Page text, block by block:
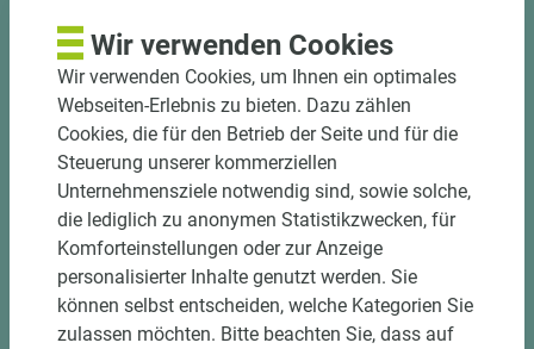
Nutzen Sie unseren
Zuschnittservice
Bekantungsfähiger Fixmaßzuschnitt maßhaltig
und winkelgenau
Hohe und präzise Leistung durch
halbautomatische Beschickung
Einzelteiletikettierung auf Wunsch möglich
Materialschonende und kundengerechte
Verpackung der Fixmaße
Jetzt Zuschnitt anfragen
Wir verwenden Cookies
Wir verwenden Cookies, um Ihnen ein optimales
Webseiten-Erlebnis zu bieten. Dazu zählen
Cookies, die für den Betrieb der Seite und für die
Steuerung unserer kommerziellen
Unternehmensziele notwendig sind, sowie solche,
die lediglich zu anonymen Statistikzwecken, für
Komforteinstellungen oder zur Anzeige
personalisierter Inhalte genutzt werden. Sie
können selbst entscheiden, welche Kategorien Sie
zulassen möchten. Bitte beachten Sie, dass auf